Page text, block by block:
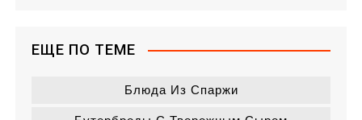
ЕЩЕ ПО ТЕМЕ
Блюда Из Спаржи